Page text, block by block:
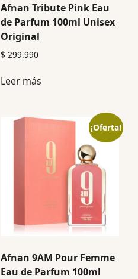
Afnan Tribute Pink Eau
de Parfum 100ml Unisex
Original
$ 299.990
Leer más
¡Oferta!
Afnan 9AM Pour Femme
Eau de Parfum 100ml